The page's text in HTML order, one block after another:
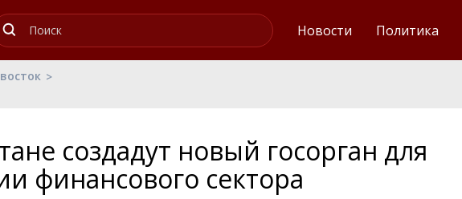
Новости Политика
создадут новый госорган для
финансового сектора